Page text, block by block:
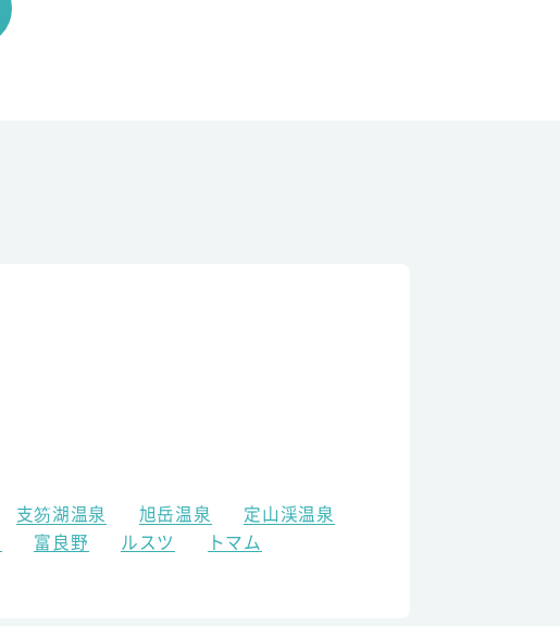
支笏湖温泉 旭岳温泉
定山渓温泉
富良野 ルスツ
トマム